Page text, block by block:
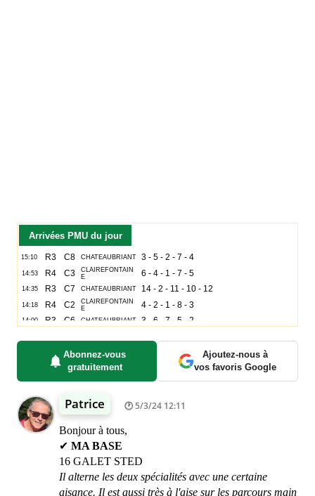
Arrivées PMU du jour
Abonnez-vous
gratuitement
Ajoutez-nous à
vos favoris Google
Patrice 5/3/24 12:11
Bonjour à tous,
✔ MA BASE
16 GALET STED
Il alterne les deux spécialités avec une certaine
aisance. Il est aussi très à l'aise sur les parcours main